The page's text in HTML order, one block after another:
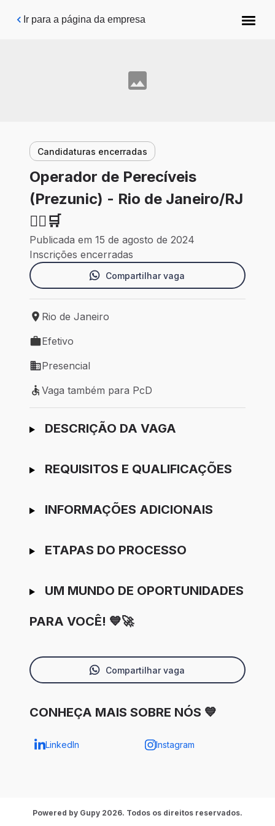
Pular para o conteúdo principal
Ir para a página da empresa
Candidaturas encerradas
Operador de Perecíveis
(Prezunic) - Rio de Janeiro/RJ
🙍‍♀️🛒
Publicada em 15 de agosto de 2024
Inscrições encerradas
Compartilhar vaga
Local de trabalho: Rio de Janeiro
Rio de Janeiro
Tipo de vaga: Efetivo
Efetivo
Modelo de trabalho: Presencial
Presencial
Vaga também para PcD
Vaga também para PcD
Ir para candidatura
DESCRIÇÃO DA VAGA
REQUISITOS E QUALIFICAÇÕES
INFORMAÇÕES ADICIONAIS
ETAPAS DO PROCESSO
UM MUNDO DE OPORTUNIDADES
PARA VOCÊ! 💙🚀
Compartilhar vaga
CONHEÇA MAIS SOBRE NÓS 💙
LinkedIn Instagram
Powered by Gupy 2026. Todos os direitos reservados.